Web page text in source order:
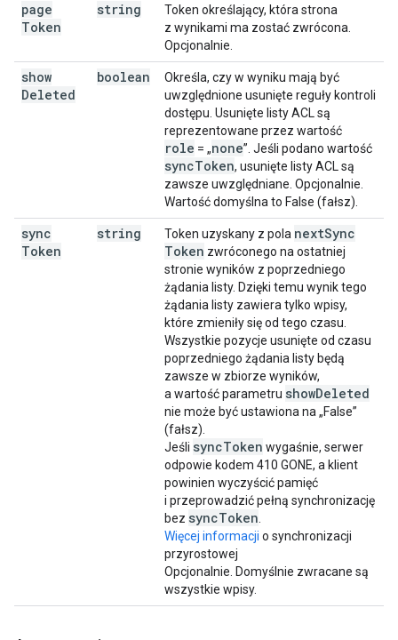
page
Token
string
Token określający, która strona
z wynikami ma zostać zwrócona.
Opcjonalnie.
show
Deleted
boolean
Określa, czy w wyniku mają być
uwzględnione usunięte reguły kontroli
dostępu. Usunięte listy ACL są
reprezentowane przez wartość
role = „none”. Jeśli podano wartość
syncToken, usunięte listy ACL są
zawsze uwzględniane. Opcjonalnie.
Wartość domyślna to False (fałsz).
sync
Token
string Token uzyskany z pola nextSync
Token zwróconego na ostatniej
stronie wyników z poprzedniego
żądania listy. Dzięki temu wynik tego
żądania listy zawiera tylko wpisy,
które zmieniły się od tego czasu.
Wszystkie pozycje usunięte od czasu
poprzedniego żądania listy będą
zawsze w zbiorze wyników,
a wartość parametru showDeleted
nie może być ustawiona na „False”
(fałsz).
Jeśli syncToken wygaśnie, serwer
odpowie kodem 410 GONE, a klient
powinien wyczyścić pamięć
i przeprowadzić pełną synchronizację
bez syncToken
Więcej informacji o synchronizacji
przyrostowej
Opcjonalnie. Domyślnie zwracane są
wszystkie wpisy.